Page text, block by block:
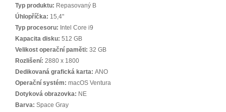
Typ produktu: Repasovaný B
Úhlopříčka: 15,4"
Typ procesoru: Intel Core i9
Kapacita disku: 512 GB
Velikost operační paměti: 32 GB
Rozlišení: 2880 x 1800
Dedikovaná grafická karta: ANO
Operační systém: macOS Ventura
Dotyková obrazovka: NE
Barva: Space Gray